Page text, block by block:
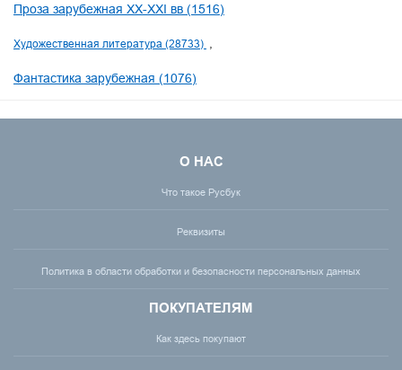
Проза зарубежная XX-XXI вв (1516)
Художественная литература (28733)
Фантастика зарубежная (1076)
О НАС
Что такое Русбук
Реквизиты
Политика в области обработки и безопасности персональных данных
ПОКУПАТЕЛЯМ
Как здесь покупают